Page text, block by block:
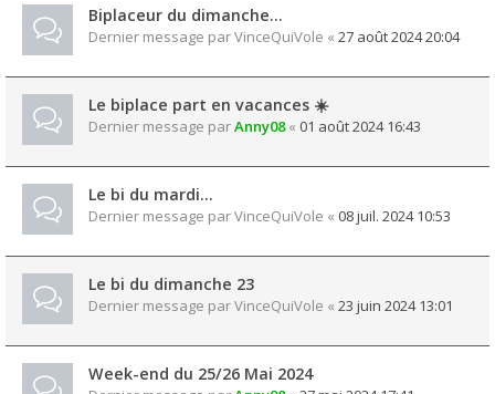
Biplaceur du dimanche…
Dernier message parVinceQuiVole « 27 août 2024 20:04
Le biplace part en vacances ☀️
Dernier message parAnny08« 01 août 2024 16:43
Le bi du mardi…
Dernier message parVinceQuiVole « 08 juil. 2024 10:53
Le bi du dimanche 23
Dernier message parVinceQuiVole « 23 juin 2024 13:01
Week-end du 25/26 Mai 2024